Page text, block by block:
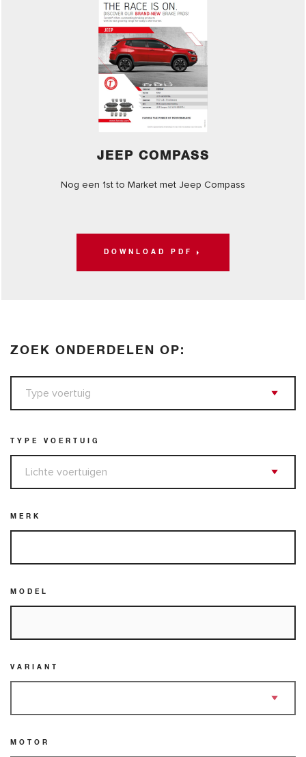
JEEP COMPASS
Nog een 1st to Market met Jeep Compass
DOWNLOAD PDF
ZOEK ONDERDELEN OP:
TYPE VOERTUIG
MERK
MODEL
VARIANT
MOTOR